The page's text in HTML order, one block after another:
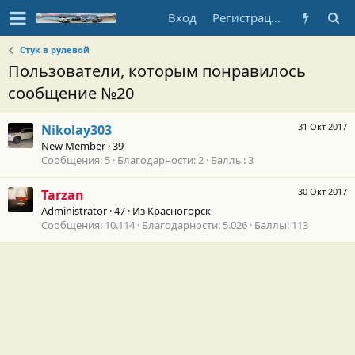
Вход Регистрация
Стук в рулевой
Пользователи, которым понравилось
сообщение №20
31 Окт 2017
Nikolay303
New Member ·39
Сообщения 5 Благодарности 2 Баллы 3
30 Окт 2017
Tarzan
Administrator ·47 · Из Красногорск
Сообщения 10.114 Благодарности 5.026 Баллы 113